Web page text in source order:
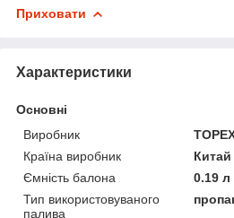
Приховати
Характеристики
Основні
Виробник
Країна виробник
Китай
Ємність балона
0.19 л
Тип використовуваного
палива